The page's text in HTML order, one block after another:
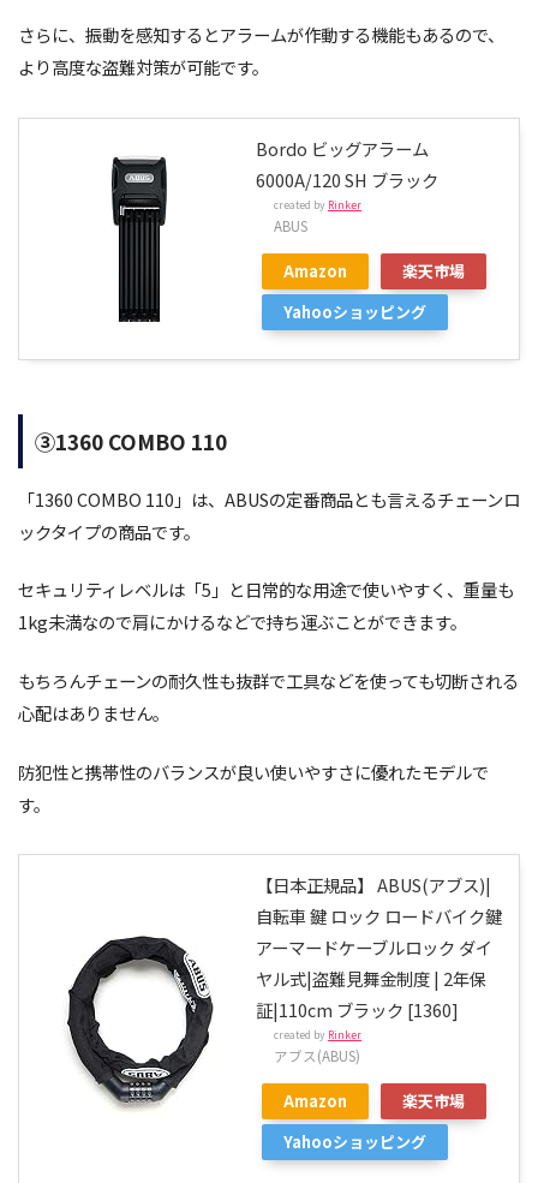
さらに、振動を感知するとアラームが作動する機能もあるので、
より高度な盗難対策が可能です。
Bordo ビッグアラーム
6000A/120 SH ブラック
created by Rinker
ABUS
Amazon
楽天市場
Yahooショッピング
③1360 COMBO 110
「1360 COMBO 110」は、ABUSの定番商品とも言えるチェーンロ
ックタイプの商品です。
セキュリティレベルは「5」と日常的な用途で使いやすく、重量も
1kg未満なので肩にかけるなどで持ち運ぶことができます。
もちろんチェーンの耐久性も抜群で工具などを使っても切断される
心配はありません。
防犯性と携帯性のバランスが良い使いやすさに優れたモデルで
す。
【日本正規品】 ABUS(アブス)|
自転車 鍵 ロック ロードバイク鍵
アーマードケーブルロック ダイ
ヤル式|盗難見舞金制度 | 2年保
証|110cm ブラック [1360]
created by Rinker
アブス(ABUS)
Amazon
楽天市場
Yahooショッピング